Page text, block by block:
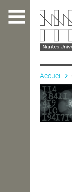
contenu
L'ÉCOLE
Accueil